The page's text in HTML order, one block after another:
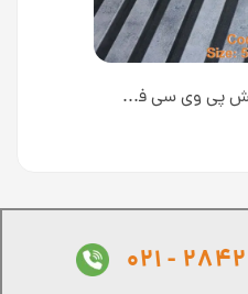
ترموپنل ام دی اف روکش پی وی سی فوم دار عرض ۵۰ سانت کد PC712 [انبار تهران]